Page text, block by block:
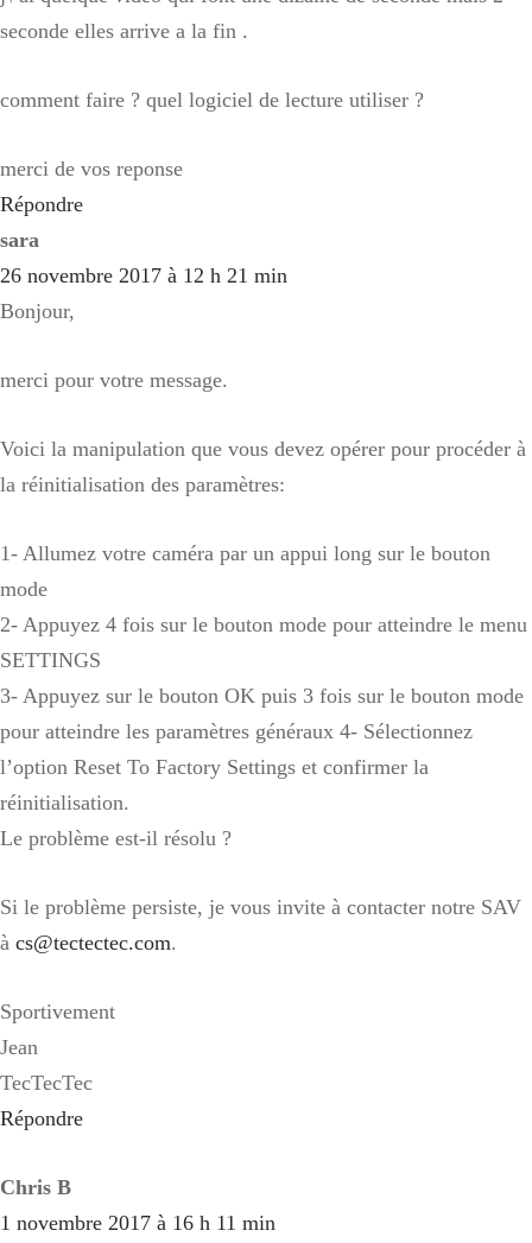
seconde elles arrive a la fin .
comment faire ? quel logiciel de lecture utiliser ?
merci de vos reponse
Répondre
sara
26 novembre 2017 à 12 h 21 min
Bonjour,
merci pour votre message.
Voici la manipulation que vous devez opérer pour procéder à
la réinitialisation des paramètres:
1- Allumez votre caméra par un appui long sur le bouton
mode
2- Appuyez 4 fois sur le bouton mode pour atteindre le menu
SETTINGS
3- Appuyez sur le bouton OK puis 3 fois sur le bouton mode
pour atteindre les paramètres généraux 4- Sélectionnez
l’option Reset To Factory Settings et confirmer la
réinitialisation.
Le problème est-il résolu ?
Si le problème persiste, je vous invite à contacter notre SAV
à cs@tectectec.com.
Sportivement
Jean
TecTecTec
Répondre
Chris B
1 novembre 2017 à 16 h 11 min